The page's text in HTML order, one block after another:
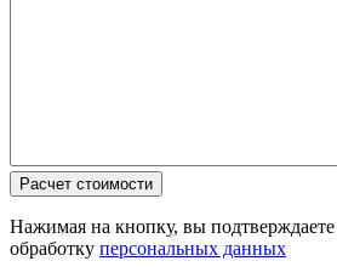
Нажимая на кнопку, вы подтверждаете
обработку персональных данных